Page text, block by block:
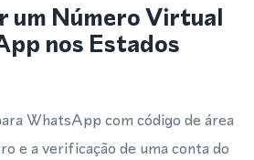
um Número Virtual
nos Estados
WhatsApp com código de área
e a verificação de uma conta do